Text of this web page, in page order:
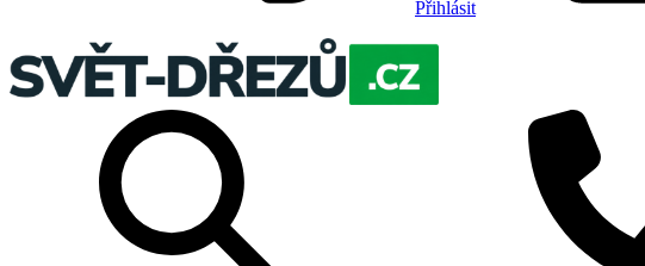
Přihlásit